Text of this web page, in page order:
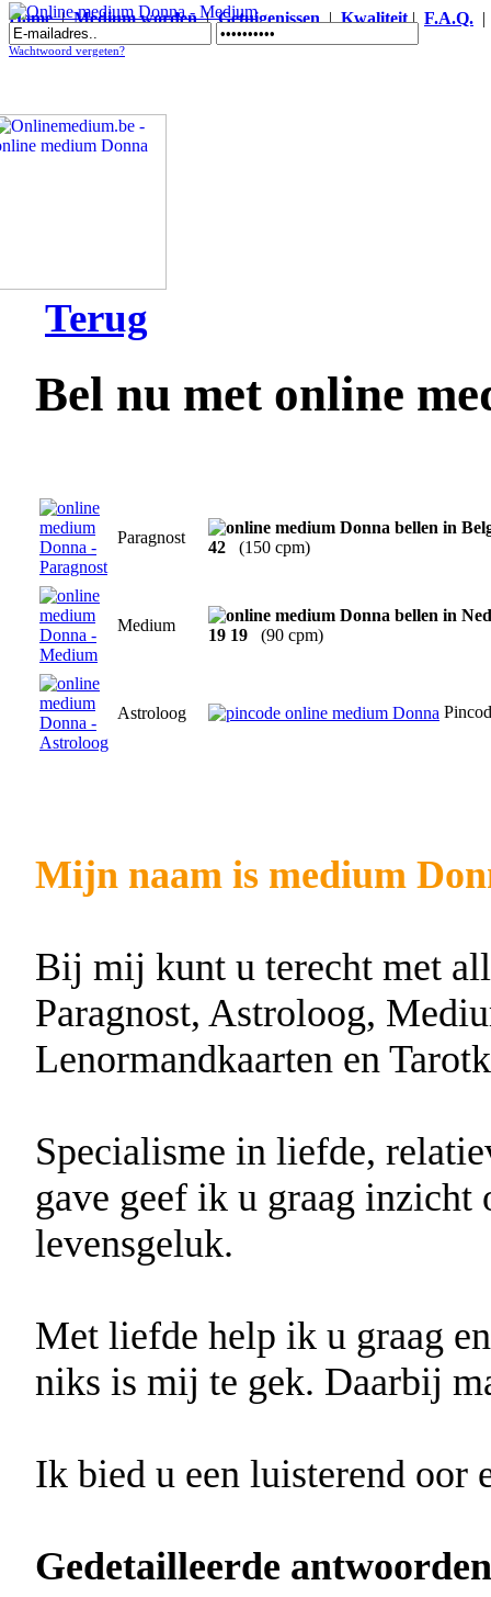
Home|Medium worden|Getuigenissen|Kwaliteit| F.A.Q.
Online medium Donna - Medium
Wachtwoord vergeten?
Terug
Bel nu met online
Paragnost
42 (150 cpm)
Medium
19 19 (90 cpm)
Astroloog
Mijn naam is medium
Bij mij kunt u terecht met
Paragnost, Astroloog,
Lenormandkaarten en
Specialisme in liefde,
gave geef ik u graag inzicht
levensgeluk.
Met liefde help ik u graag
niks is mij te gek. Daarbij
Ik bied u een luisterend oor
Gedetailleerde